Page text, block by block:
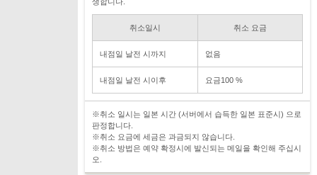
취소일시 취소 요금
내점일 날전 시까지 없음
내점일 날전 시이후 요금100 %
※취소 일시는 일본 시간 (서버에서 습득한 일본 표준시) 으로
판정합니다.
※취소 요금에 세금은 과금되지 않습니다.
※취소 방법은 예약 확정시에 발신되는 메일을 확인해 주십시
오.